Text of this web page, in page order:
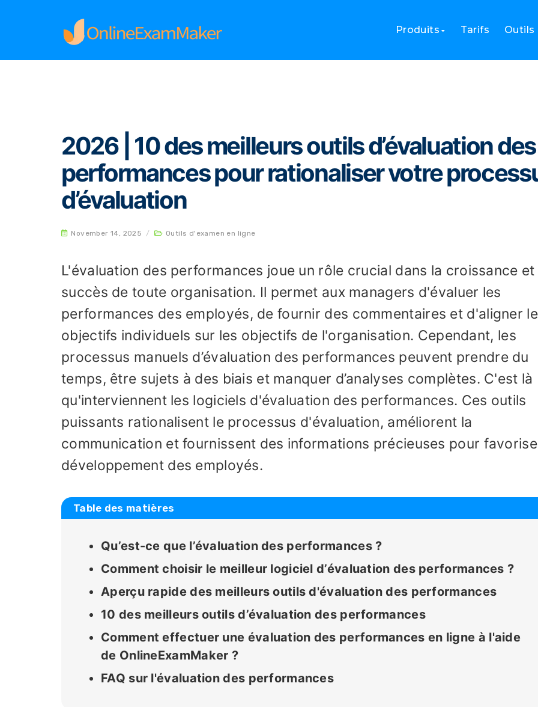
Produits Tarifs Outils
Home
2026 | 10 des meilleurs outils d’évaluation des
performances pour rationaliser votre
d’évaluation
November 14, 2025 / Outils d'examen en ligne
L'évaluation des performances joue un rôle crucial dans la croissance et
succès de toute organisation. Il permet aux managers d'évaluer les
performances des employés, de fournir des commentaires et d'aligner
objectifs individuels sur les objectifs de l'organisation. Cependant, les
processus manuels d’évaluation des performances peuvent prendre du
temps, être sujets à des biais et manquer d’analyses complètes. C'est là
qu'interviennent les logiciels d'évaluation des performances. Ces outils
puissants rationalisent le processus d'évaluation, améliorent la
communication et fournissent des informations précieuses pour
développement des employés.
Table des matières
Qu’est-ce que l’évaluation des performances ?
Comment choisir le meilleur logiciel d’évaluation des performances ?
Aperçu rapide des meilleurs outils d'évaluation des performances
10 des meilleurs outils d’évaluation des performances
Comment effectuer une évaluation des performances en ligne à l'aide
de OnlineExamMaker ?
FAQ sur l'évaluation des performances